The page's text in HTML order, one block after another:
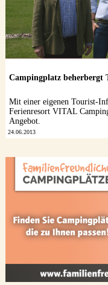
Campingplatz beherbergt
Mit einer eigenen Tourist-
Ferienresort VITAL
Angebot.
24.06.2013